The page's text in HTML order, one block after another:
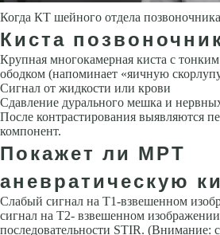
Когда КТ шейного отдела
Киста
Крупная многокамерная киста с
ободком (напоминает «яичную
Сигнал от жидкости или крови
Сдавление дурального мешка и
После контрастирования выявляются
компонент.
Покажет ли МРТ
аневратическую
Слабый сигнал на Т1-взвешенном
сигнал на Т2- взвешенном
последовательности STIR. (Внимание: